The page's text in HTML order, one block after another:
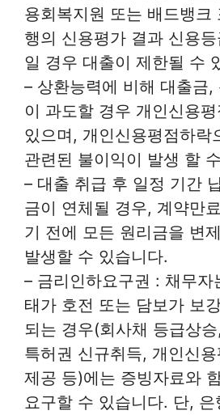
용회복지원 또는 배드뱅크
행의 신용평가 결과 신용
일 경우 대출이 제한될 수
– 상환능력에 비해 대출금,
이 과도할 경우 개인신용
있으며, 개인신용평점하락
관련된 불이익이 발생 할
– 대출 취급 후 일정 기간
금이 연체될 경우, 계약만
기 전에 모든 원리금을 변
발생할 수 있습니다.
– 금리인하요구권 : 채무자
태가 호전 또는 담보가 보
되는 경우(회사채 등급상
특허권 신규취득, 개인신
제공 등)에는 증빙자료와
요구할 수 있습니다. 단,